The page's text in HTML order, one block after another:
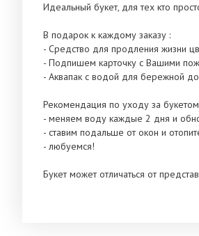
Идеальный букет, для тех кто
В подарок к каждому заказу :
- Средство для продления жизни
- Подпишем карточку с Вашими
- Аквапак с водой для бережной
Рекомендация по уходу за
- меняем воду каждые 2 дня и
- ставим подальше от окон и
- любуемся!
Букет может отличаться от